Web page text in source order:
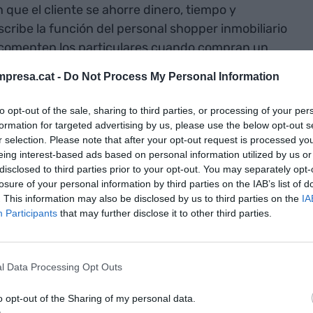
- Do Not Process My Personal Information
opt-out of the sale, sharing to third parties, or processing of your
for targeted advertising by us, please use the below opt-out
selection. Please note that after your opt-out request is processed
interest-based ads based on personal information utilized by us
to third parties prior to your opt-out. You may separately
of your personal information by third parties on the IAB’s list of
This information may also be disclosed by us to third parties on the
Participants that may further disclose it to other third parties.
Data Processing Opt Outs
opt-out of the Sharing of my personal data.
el cliente se ahorre dinero, tiempo y
la función del personal shopper inmobiliario
los particulares cuando compran un
API y profesora.
shopper inmobiliario si puedo ir
agencia?
de un inmueble hay que tener tantas cosas en
urbanísticas, emocionales– que una
toda la información necesaria y tomar una
que te acompañe en este proceso para
muy complicado para cualquier persona
la carga emocional: puedes decir “el piso es
crítico para preguntarte “¿es lo que necesito?,
¿podré pagarlo?”. Hay muchas cosas más que